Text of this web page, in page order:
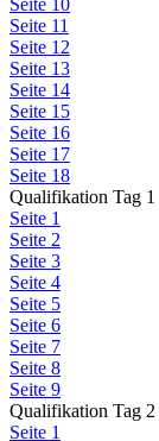
Seite 10
Seite 11
Seite 12
Seite 13
Seite 14
Seite 15
Seite 16
Seite 17
Seite 18
Qualifikation Tag 1
Seite 1
Seite 2
Seite 3
Seite 4
Seite 5
Seite 6
Seite 7
Seite 8
Seite 9
Qualifikation Tag 2
Seite 1